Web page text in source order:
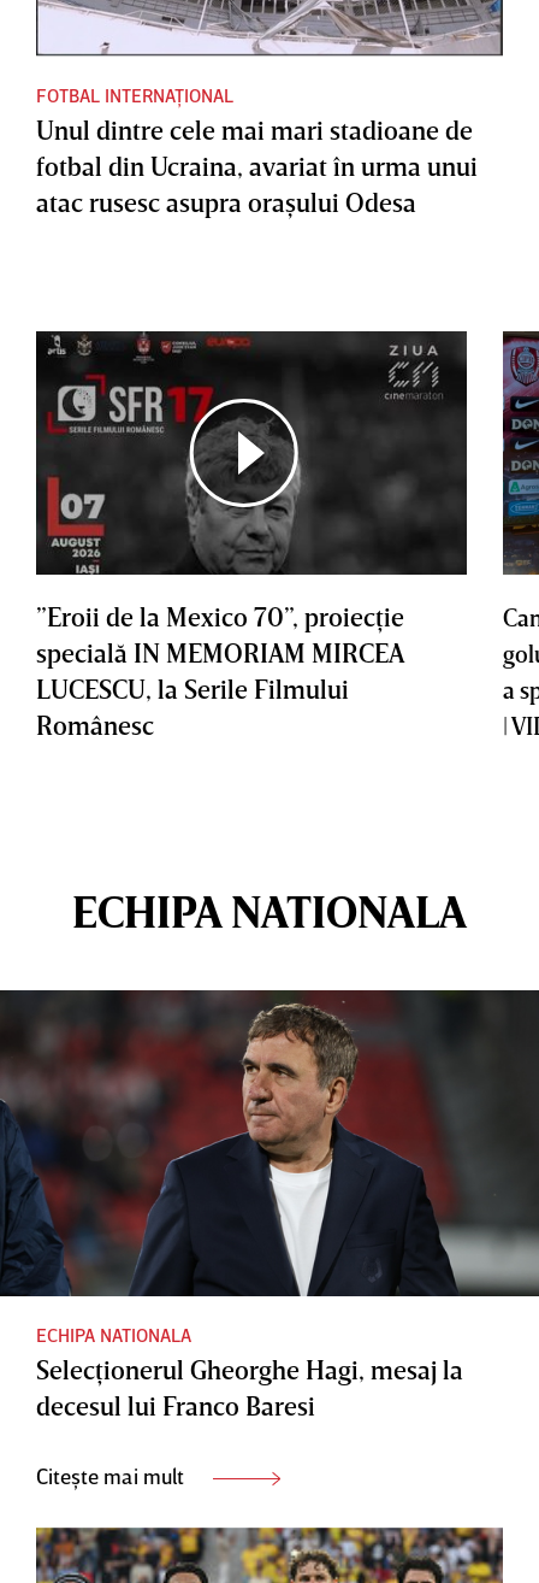
FOTBAL INTERNAȚIONAL
Unul dintre cele mai mari stadioane de
fotbal din Ucraina, avariat în urma unui
atac rusesc asupra oraşului Odesa
”Eroii de la Mexico 70”, proiecţie
specială IN MEMORIAM MIRCEA
LUCESCU, la Serile Filmului
Românesc
a
|
ECHIPA NATIONALA
ECHIPA NATIONALA
Selecţionerul Gheorghe Hagi, mesaj la
decesul lui Franco Baresi
Citește mai mult